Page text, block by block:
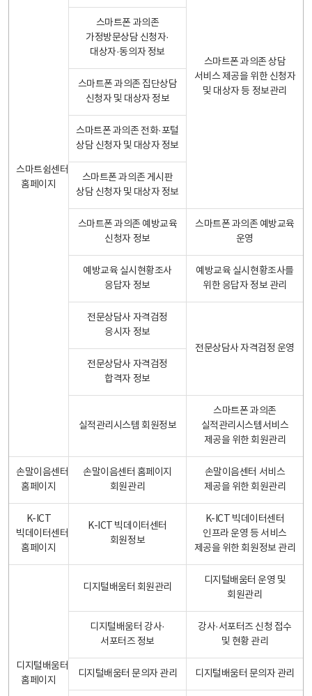
스마트쉼센터
홈페이지
스마트폰 과의존 상담
서비스 제공을 위한 신청자
및 대상자 등 정보관리
스마트폰 과의존
가정방문상담 신청자·
대상자·동의자 정보
스마트폰 과의존 집단상담
신청자 및 대상자 정보
스마트폰 과의존 전화·포털
상담 신청자 및 대상자 정보
스마트폰 과의존 게시판
상담 신청자 및 대상자 정보
스마트폰 과의존 예방교육
신청자 정보
스마트폰 과의존 예방교육
운영
예방교육 실시현황조사
응답자 정보
예방교육 실시현황조사를
위한 응답자 정보 관리
전문상담사 자격검정
응시자 정보
전문상담사 자격검정 운영
전문상담사 자격검정
합격자 정보
실적관리시스템 회원정보
스마트폰 과의존
실적관리시스템서비스
제공을 위한 회원관리
손말이음센터
홈페이지
손말이음센터 홈페이지
회원관리
손말이음센터 서비스
제공을 위한 회원관리
K-ICT
빅데이터센터
홈페이지
K-ICT 빅데이터센터
회원정보
K-ICT 빅데이터센터
인프라 운영 등 서비스
제공을 위한 회원정보 관리
디지털배움터
홈페이지
디지털배움터 회원관리
디지털배움터 운영 및
회원관리
디지털배움터 강사·
서포터즈 정보
강사·서포터즈 신청 접수
및 현황 관리
디지털배움터 문의자 관리 디지털배움터 문의자 관리